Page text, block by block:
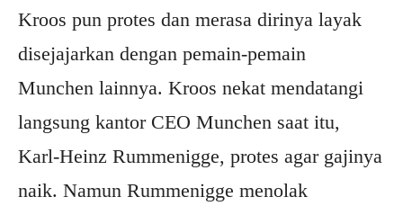
Kroos pun protes dan merasa dirinya layak
disejajarkan dengan pemain-pemain
Munchen lainnya. Kroos nekat mendatangi
langsung kantor CEO Munchen saat itu,
Karl-Heinz Rummenigge, protes agar gajinya
naik. Namun Rummenigge menolak